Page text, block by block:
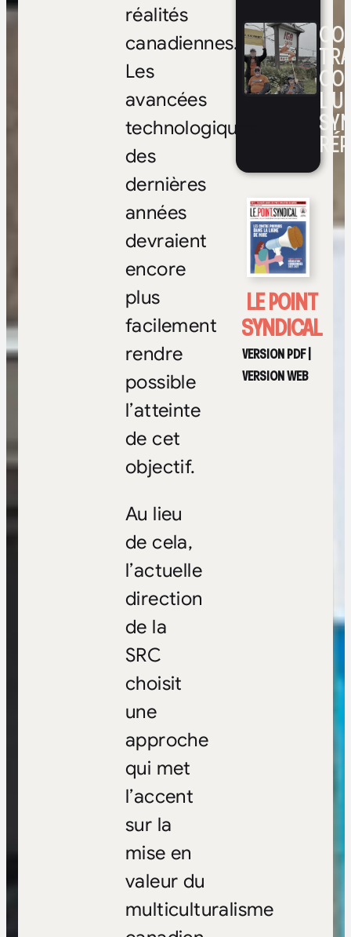
LE POINT
SYNDICAL
VERSION PDF|
VERSION WEB
réalités
canadiennes.
Les
avancées
technologiques
des
dernières
années
devraient
encore
plus
facilement
rendre
possible
l’atteinte
de cet
objectif.
Au lieu
de cela,
l’actuelle
direction
de la
SRC
choisit
une
approche
qui met
l’accent
sur la
mise en
valeur du
multiculturalisme